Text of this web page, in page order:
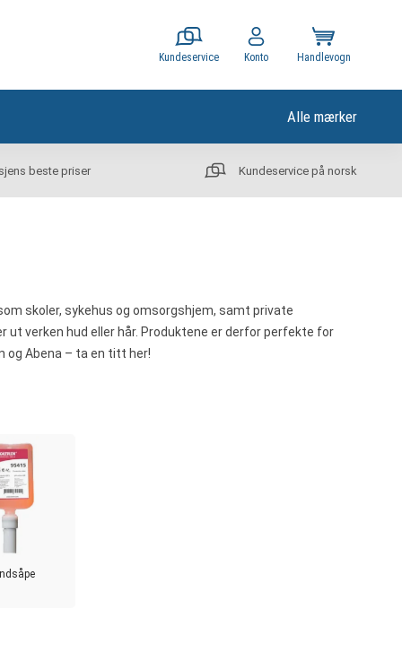
Kundeservice Konto Handlevogn
Alle mærker
beste priser Kundeservice på norsk
skoler, sykehus og omsorgshjem, samt private
ut verken hud eller hår. Produktene er derfor perfekte for
og Abena – ta en titt her!